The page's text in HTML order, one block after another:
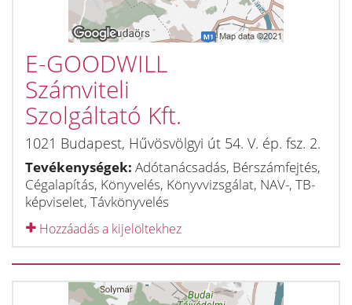
E-GOODWILL
Számviteli
Szolgáltató Kft.
1021 Budapest, Hűvösvölgyi út 54. V. ép. fsz. 2.
Tevékenységek: Adótanácsadás, Bérszámfejtés,
Cégalapítás, Könyvelés, Könyvvizsgálat, NAV-, TB-
képviselet, Távkönyvelés
Hozzáadás a kijelöltekhez